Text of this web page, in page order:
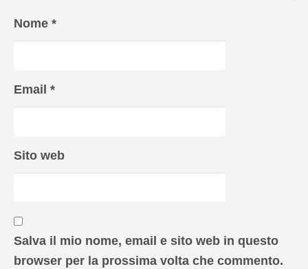
Nome *
Email *
Sito web
Salva il mio nome, email e sito web in questo
browser per la prossima volta che commento.